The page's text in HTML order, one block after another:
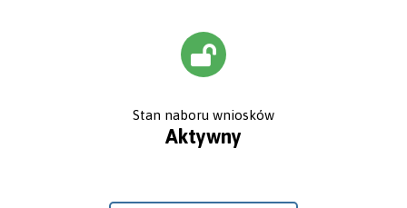
Stan naboru wniosków
Aktywny